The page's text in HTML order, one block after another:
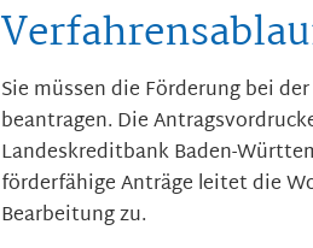
Sie müssen die Förderung bei
beantragen. Die
Landeskreditbank Baden-
förderfähige Anträge leitet die
Bearbeitung zu.